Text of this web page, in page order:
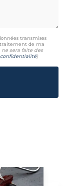
transmises
de ma
sera faite des
)